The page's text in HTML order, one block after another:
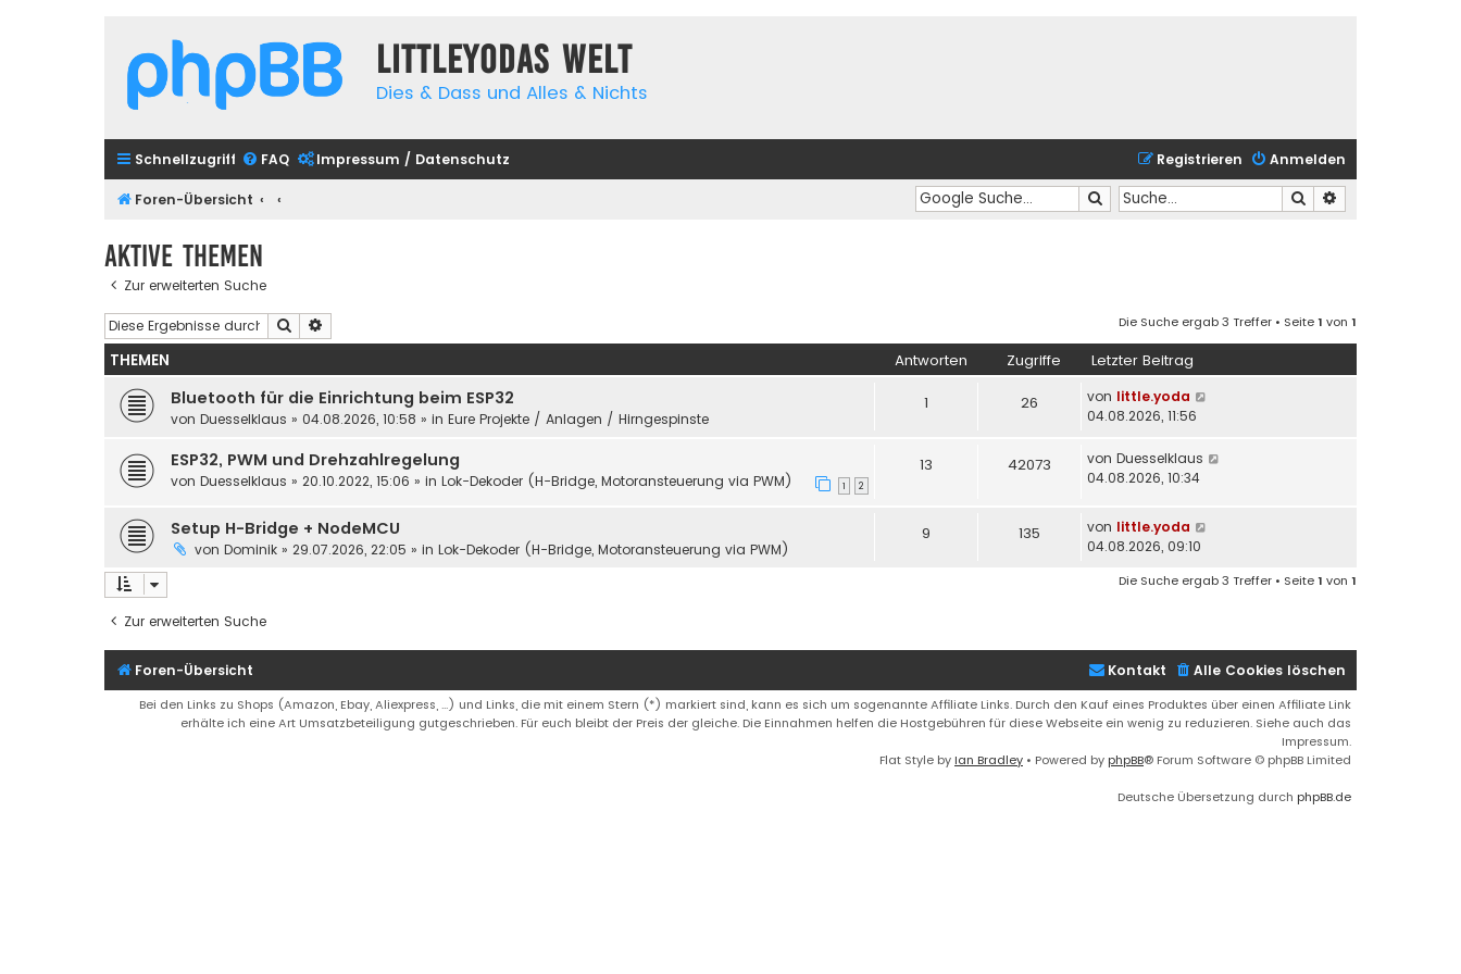
Littleyodas Welt
Dies & Dass und Alles & Nichts
Schnellzugriff FAQ Impressum / Datenschutz Anmelden
Registrieren
Foren-Übersicht Suche
Suche
Aktive Themen
Zur erweiterten Suche
Suche Die Suche ergab 3 Treffer • Seite1 von 1
THEMEN Antworten Zugriffe Letzter Beitrag
Bluetooth für die Einrichtung beim ESP32
von Duesselklaus » 04.08.2026, 10:58 » in Eure Projekte / Anlagen / Hirngespinste
1 26 von little.yoda
04.08.2026, 11:56
ESP32, PWM und Drehzahlregelung
von Duesselklaus » 20.10.2022, 15:06 » in Lok-Dekoder (H-Bridge, Motoransteuerung via PWM) 1 2
13 42073 von Duesselklaus
04.08.2026, 10:34
Setup H-Bridge + NodeMCU
von Dominik » 29.07.2026, 22:05 » in Lok-Dekoder (H-Bridge, Motoransteuerung via PWM)
9 135 von little.yoda
04.08.2026, 09:10
Die Suche ergab 3 Treffer • Seite1 von 1
Zur erweiterten Suche
Foren-Übersicht Alle Cookies löschen
Kontakt
Bei den Links zu Shops (Amazon, Ebay, Aliexpress, ...) und Links, die mit einem Stern (*) markiert sind, kann es sich um sogenannte Affiliate Links. Durch den Kauf eines Produktes über einen Affiliate Link
erhälte ich eine Art Umsatzbeteiligung gutgeschrieben. Für euch bleibt der Preis der gleiche. Die Einnahmen helfen die Hostgebühren für diese Webseite ein wenig zu reduzieren. Siehe auch das
Impressum.
Flat Style by Ian Bradley • Powered by phpBB® Forum Software © phpBB Limited
Deutsche Übersetzung durch phpBB.de